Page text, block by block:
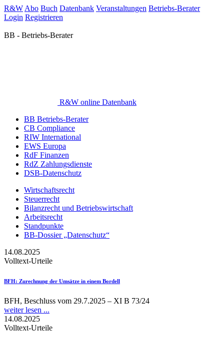
R&W Abo Buch Datenbank Veranstaltungen Betriebs-Berater
Login Registrieren
BB - Betriebs-Berater
R&W online Datenbank
BB Betriebs-Berater
CB Compliance
RIW International
EWS Europa
RdF Finanzen
RdZ Zahlungsdienste
DSB-Datenschutz
Wirtschaftsrecht
Steuerrecht
Bilanzrecht und Betriebswirtschaft
Arbeitsrecht
Standpunkte
BB-Dossier „Datenschutz“
14.08.2025
Volltext-Urteile
BFH: Zurechnung der Umsätze in einem Bordell
BFH, Beschluss vom 29.7.2025 – XI B 73/24
weiter lesen ...
14.08.2025
Volltext-Urteile